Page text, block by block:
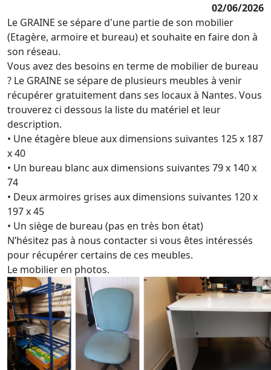
02/06/2026
Le GRAINE se sépare d'une partie de son mobilier
(Etagère, armoire et bureau) et souhaite en faire don à
son réseau.
Vous avez des besoins en terme de mobilier de bureau
? Le GRAINE se sépare de plusieurs meubles à venir
récupérer gratuitement dans ses locaux à Nantes. Vous
trouverez ci dessous la liste du matériel et leur
description.
• Une étagère bleue aux dimensions suivantes 125 x 187
x 40
• Un bureau blanc aux dimensions suivantes 79 x 140 x
74
• Deux armoires grises aux dimensions suivantes 120 x
197 x 45
• Un siège de bureau (pas en très bon état)
N’hésitez pas à nous contacter si vous êtes intéressés
pour récupérer certains de ces meubles.
Le mobilier en photos.